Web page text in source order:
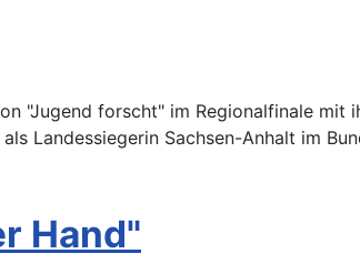
"Jugend forscht" im Regionalfinale mit
Landessiegerin Sachsen-Anhalt im
Hand"